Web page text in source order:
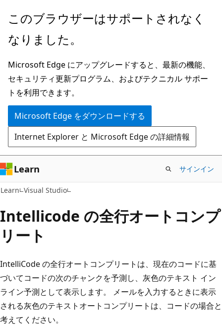
メ
ン
ン
テ
ン
ツ
に
ス
キ
ッ
プ
このブラウザーはサポートされなく
なりました。
Microsoft Edge にアップグレードすると、最新の機能、
セキュリティ更新プログラム、およびテクニカル サポー
トを利用できます。
Microsoft Edge をダウンロードする
Internet Explorer と Microsoft Edge の詳細情報
Learn サインイン
Learn Visual Studio
Intellicode の全行オートコンプ
リート
IntelliCode の全行オートコンプリートは、現在のコードに基
づいてコードの次のチャンクを予測し、灰色のテキスト イン
ライン予測として表示します。 メールを入力するときに表示
される灰色のテキストオートコンプリートは、コードの場合と
考えてください。